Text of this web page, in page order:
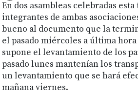
En dos asambleas celebradas
integrantes de ambas
bueno al documento que la
el pasado miércoles a última hora
supone el levantamiento de los
pasado lunes mantenían los
un levantamiento que se hará
mañana viernes.